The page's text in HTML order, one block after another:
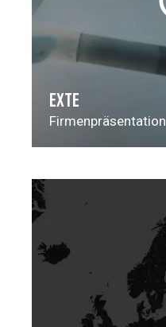
EXTE
Firmenpräsentation